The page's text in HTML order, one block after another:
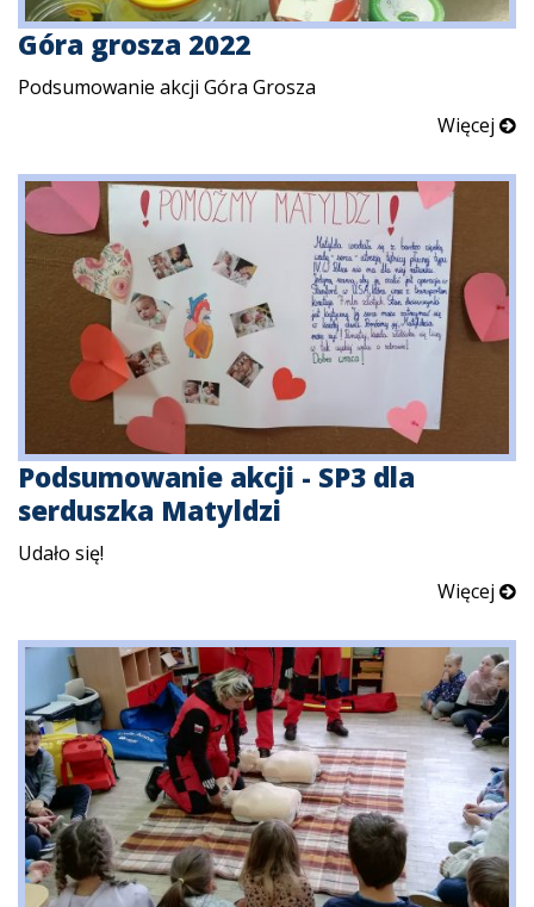
Góra grosza 2022
Podsumowanie akcji Góra Grosza
Więcej
Podsumowanie akcji - SP3 dla
serduszka Matyldzi
Udało się!
Więcej